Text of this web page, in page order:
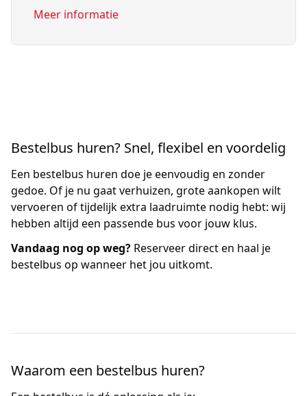
Meer informatie
Bestelbus huren? Snel, flexibel en voordelig
Een bestelbus huren doe je eenvoudig en zonder
gedoe. Of je nu gaat verhuizen, grote aankopen wilt
vervoeren of tijdelijk extra laadruimte nodig hebt: wij
hebben altijd een passende bus voor jouw klus.
Vandaag nog op weg? Reserveer direct en haal je
bestelbus op wanneer het jou uitkomt.
Waarom een bestelbus huren?